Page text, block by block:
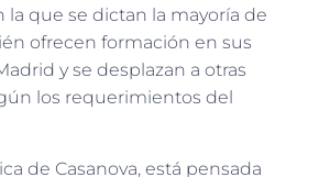
la que se dictan la mayoría de
ofrecen formación en sus
y se desplazan a otras
los requerimientos del
de Casanova, está pensada